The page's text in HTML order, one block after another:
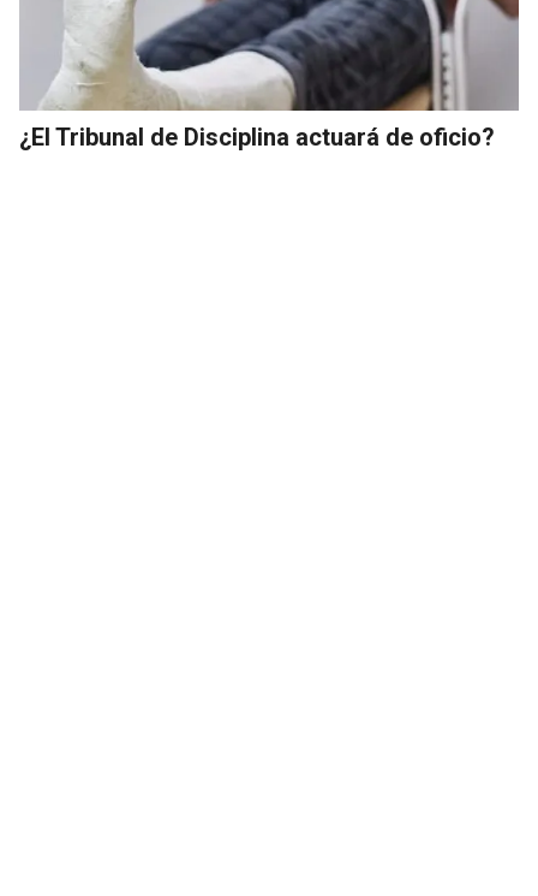
¿El Tribunal de Disciplina actuará de oficio?